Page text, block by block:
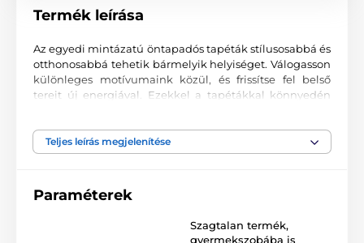
Termék leírása
Az egyedi mintázatú öntapadós tapéták stílusosabbá és
otthonosabbá tehetik bármelyik helyiséget. Válogasson
különleges motívumaink közül, és frissítse fel belső
tereit új energiával. Ezekkel a tapétákkal könnyedén
Precíz nyomtatási minőség
felületű anyagra nyomtatjuk. A minta korszerű UV-led
tapéták PVC-mentesek, és erős tapadású
Teljes leírás megjelenítése
Paraméterek
Szagtalan termék,
gyermekszobába is